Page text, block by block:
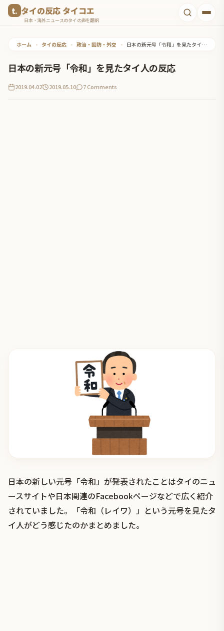
タイの反応 タイコエ
日本・海外ニュースのタイの声を翻訳
ホーム • タイの反応 • 政治・国防・外交 • 日本の新元号「令和」を見たタイ人の反応
日本の新元号「令和」を見たタイ人の反応
2019.04.02 2019.05.10 7 Comments
日本の新しい元号「令和」が発表されたことはタイのニュ
ースサイトや日本関連のFacebookページなどで広く紹介
されていました。「令和（レイワ）」という元号を見たタ
イ人がどう感じたのかまとめました。